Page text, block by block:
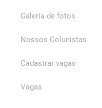
Galeria de fotos
Nossos Colunistas
Cadastrar vagas
Vagas